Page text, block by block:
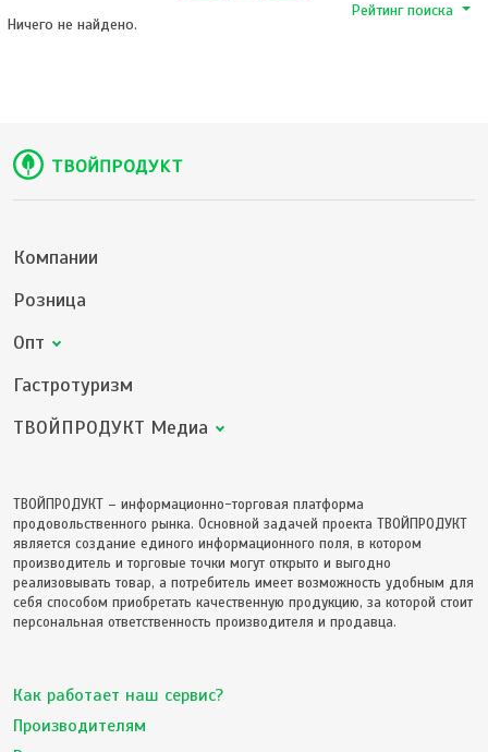
Рейтинг поиска
Ничего не найдено.
Компании
Розница
Опт
Гастротуризм
ТВОЙПРОДУКТ Медиа
ТВОЙПРОДУКТ – информационно-торговая платформа
продовольственного рынка. Основной задачей проекта ТВОЙПРОДУКТ
является создание единого информационного поля, в котором
производитель и торговые точки могут открыто и выгодно
реализовывать товар, а потребитель имеет возможность удобным для
себя способом приобретать качественную продукцию, за которой стоит
персональная ответственность производителя и продавца.
Как работает наш сервис?
Производителям